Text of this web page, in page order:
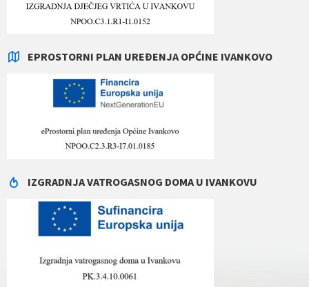
EPROSTORNI PLAN UREĐENJA OPĆINE IVANKOVO
IZGRADNJA VATROGASNOG DOMA U IVANKOVU